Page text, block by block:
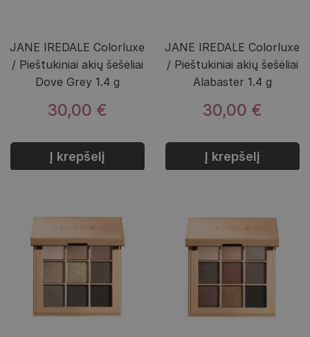
JANE IREDALE Colorluxe
/ Pieštukiniai akių šešėliai
Dove Grey 1.4 g
30,00 €
Į krepšelį
JANE IREDALE Colorluxe
/ Pieštukiniai akių šešėliai
Alabaster 1.4 g
30,00 €
Į krepšelį